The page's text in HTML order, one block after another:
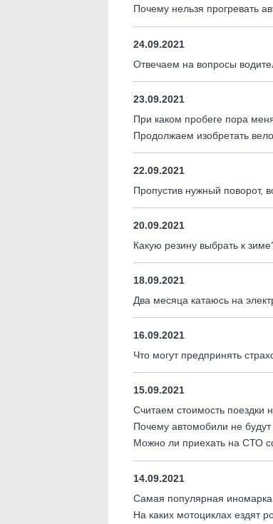
Почему нельзя прогревать
24.09.2021
Отвечаем на вопросы
23.09.2021
При каком пробеге пора
Продолжаем изобретать
22.09.2021
Пропустив нужный поворот,
20.09.2021
Какую резину выбрать к
18.09.2021
Два месяца катаюсь на
16.09.2021
Что могут предпринять
15.09.2021
Считаем стоимость поездки
Почему автомобили не
Можно ли приехать на СТО
14.09.2021
Самая популярная иномарка
На каких мотоциклах ездят